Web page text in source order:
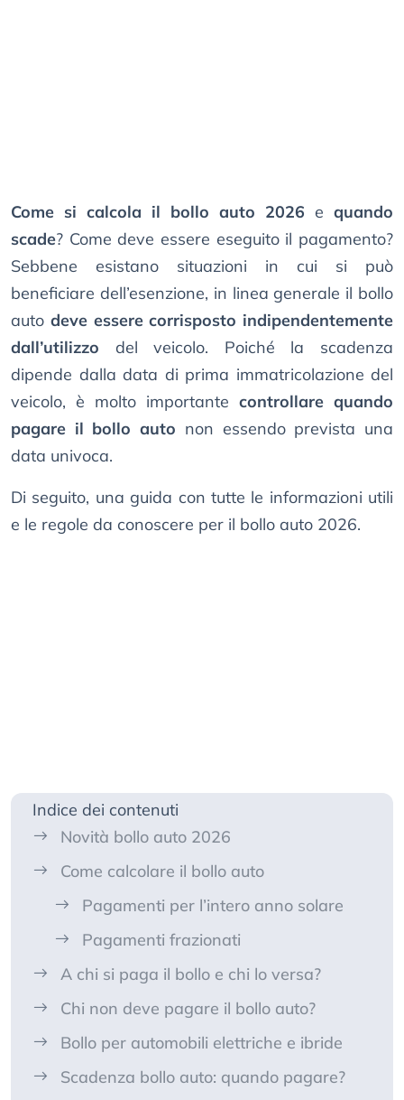
Come si calcola il bollo auto 2026 e quando
scade? Come deve essere eseguito il pagamento?
Sebbene esistano situazioni in cui si può
beneficiare dell’esenzione, in linea generale il bollo
auto deve essere corrisposto indipendentemente
dall’utilizzo del veicolo. Poiché la scadenza
dipende dalla data di prima immatricolazione del
veicolo, è molto importante controllare quando
pagare il bollo auto non essendo prevista una
data univoca.
Di seguito, una guida con tutte le informazioni utili
e le regole da conoscere per il bollo auto 2026.
Indice dei contenuti
Novità bollo auto 2026
Come calcolare il bollo auto
Pagamenti per l’intero anno solare
Pagamenti frazionati
A chi si paga il bollo e chi lo versa?
Chi non deve pagare il bollo auto?
Bollo per automobili elettriche e ibride
Scadenza bollo auto: quando pagare?